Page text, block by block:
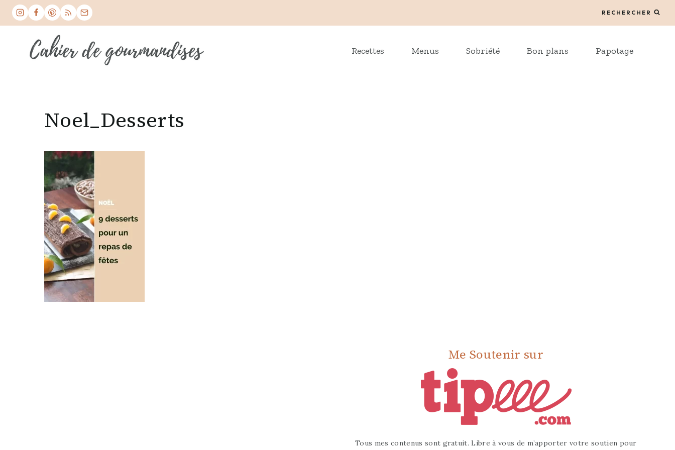
Skip
RECHERCHER
Recettes Menus Sobriété Bon plans Papotage
Noel_Desserts
Me Soutenir sur
Tous mes contenus sont gratuit. Libre à vous de m’apporter votre soutien pour